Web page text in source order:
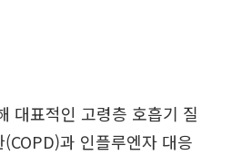
대표적인 고령층 호흡기 질
과 인플루엔자 대응